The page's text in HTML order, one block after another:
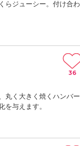
らジューシー。付け合わ
丸く大きく焼くハンバー
を与えます。
36